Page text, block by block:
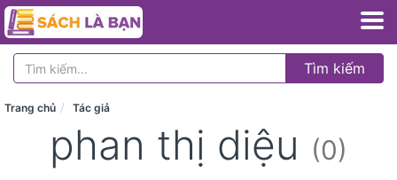
Tìm kiếm
Trang chủ Tác giả
phan thị diệu (0)